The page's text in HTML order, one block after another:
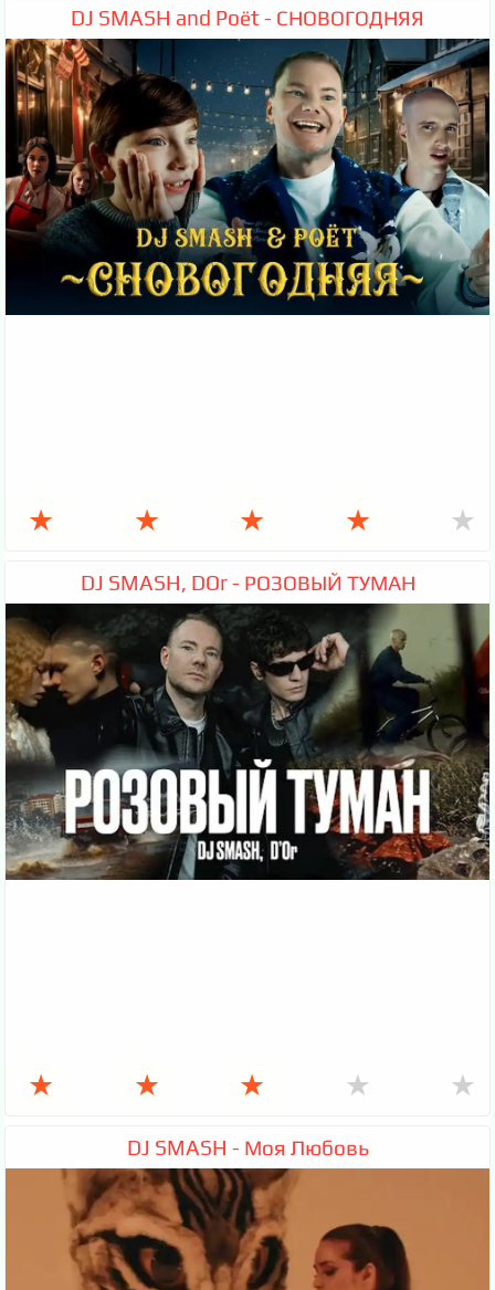
DJ SMASH and Poёt - СНОВОГОДНЯЯ
★ ★ ★ ★ ★
DJ SMASH, DOr - РОЗОВЫЙ ТУМАН
★ ★ ★ ★ ★
DJ SMASH - Моя Любовь